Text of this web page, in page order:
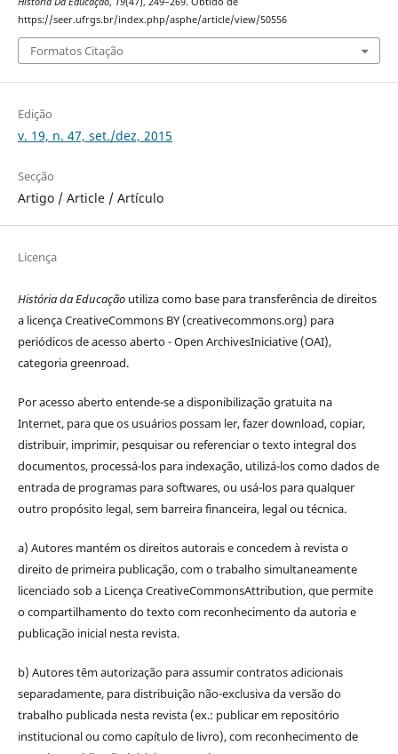
https://seer.ufrgs.br/index.php/asphe/article/view/50556
Formatos Citação
Edição
v. 19, n. 47, set./dez, 2015
Secção
Artigo / Article / Artículo
Licença
História da Educaçãoutiliza como base para transferência de direitos
a licença CreativeCommons BY (creativecommons.org) para
periódicos de acesso aberto - Open ArchivesIniciative (OAI),
categoria greenroad.
Por acesso aberto entende-se a disponibilização gratuita na
Internet, para que os usuários possam ler, fazer download, copiar,
distribuir, imprimir, pesquisar ou referenciar o texto integral dos
documentos, processá-los para indexação, utilizá-los como dados de
entrada de programas para softwares, ou usá-los para qualquer
outro propósito legal, sem barreira financeira, legal ou técnica.
a) Autores mantém os direitos autorais e concedem à revista o
direito de primeira publicação, com o trabalho simultaneamente
licenciado sob a Licença CreativeCommonsAttribution, que permite
o compartilhamento do texto com reconhecimento da autoria e
publicação inicial nesta revista.
b) Autores têm autorização para assumir contratos adicionais
separadamente, para distribuição não-exclusiva da versão do
trabalho publicada nesta revista (ex.: publicar em repositório
institucional ou como capítulo de livro), com reconhecimento de